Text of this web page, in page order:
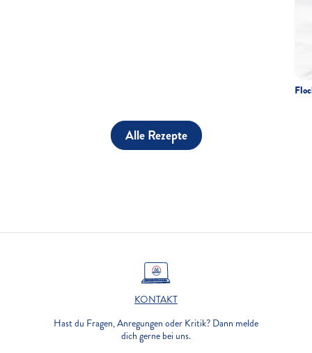
Alle Rezepte
KONTAKT
Hast du Fragen, Anregungen oder Kritik? Dann melde
dich gerne bei uns.